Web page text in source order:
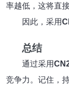
率越低，这将直
因此，采用
总结
通过采用
竞争力。记住，